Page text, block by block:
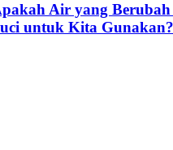
Air yang Berubah
untuk Kita Gunakan?